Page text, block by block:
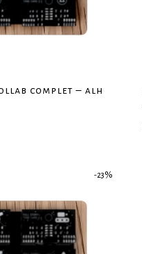
complet – alh
€.
-23%